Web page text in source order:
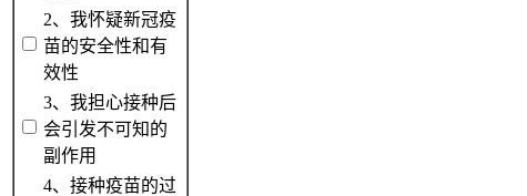
2、我怀疑新冠疫
苗的安全性和有
效性
3、我担心接种后
会引发不可知的
副作用
4、接种疫苗的过